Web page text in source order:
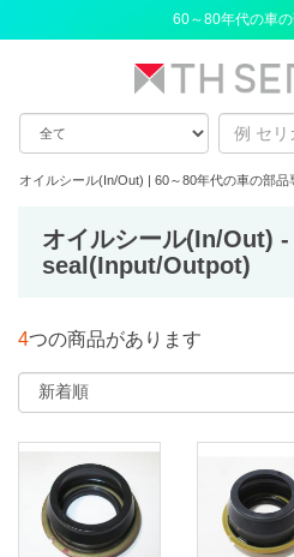
60～80年代の車
オイルシール(In/Out) | 60～80年代の車の部品
オイルシール(In/Out) -
seal(Input/Outpot)
4つの商品があります